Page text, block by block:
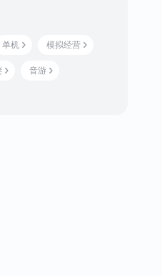
单机 模拟经营
音游